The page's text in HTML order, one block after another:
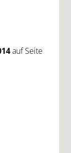
auf Seite